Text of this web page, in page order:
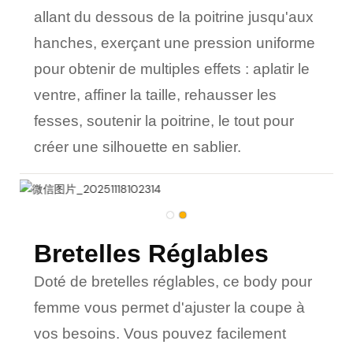
allant du dessous de la poitrine jusqu'aux
hanches, exerçant une pression uniforme
pour obtenir de multiples effets : aplatir le
ventre, affiner la taille, rehausser les
fesses, soutenir la poitrine, le tout pour
créer une silhouette en sablier.
Bretelles Réglables
Doté de bretelles réglables, ce body pour
femme vous permet d'ajuster la coupe à
vos besoins. Vous pouvez facilement